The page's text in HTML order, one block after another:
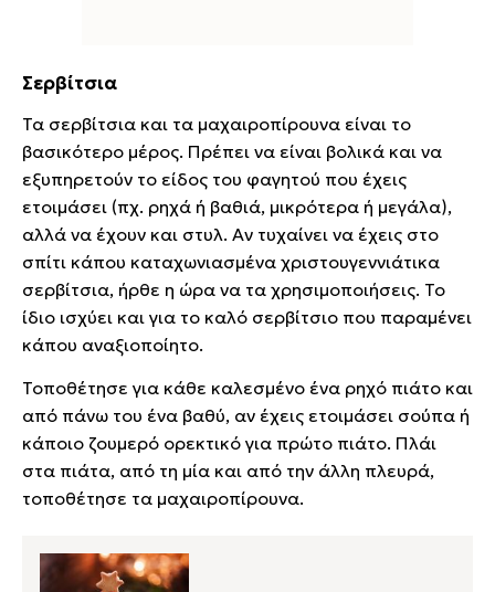
Σερβίτσια
Τα σερβίτσια και τα μαχαιροπίρουνα είναι το
βασικότερο μέρος. Πρέπει να είναι βολικά και να
εξυπηρετούν το είδος του φαγητού που έχεις
ετοιμάσει (πχ. ρηχά ή βαθιά, μικρότερα ή μεγάλα),
αλλά να έχουν και στυλ. Αν τυχαίνει να έχεις στο
σπίτι κάπου καταχωνιασμένα χριστουγεννιάτικα
σερβίτσια, ήρθε η ώρα να τα χρησιμοποιήσεις. Το
ίδιο ισχύει και για το καλό σερβίτσιο που παραμένει
κάπου αναξιοποίητο.
Τοποθέτησε για κάθε καλεσμένο ένα ρηχό πιάτο και
από πάνω του ένα βαθύ, αν έχεις ετοιμάσει σούπα ή
κάποιο ζουμερό ορεκτικό για πρώτο πιάτο. Πλάι
στα πιάτα, από τη μία και από την άλλη πλευρά,
τοποθέτησε τα μαχαιροπίρουνα.